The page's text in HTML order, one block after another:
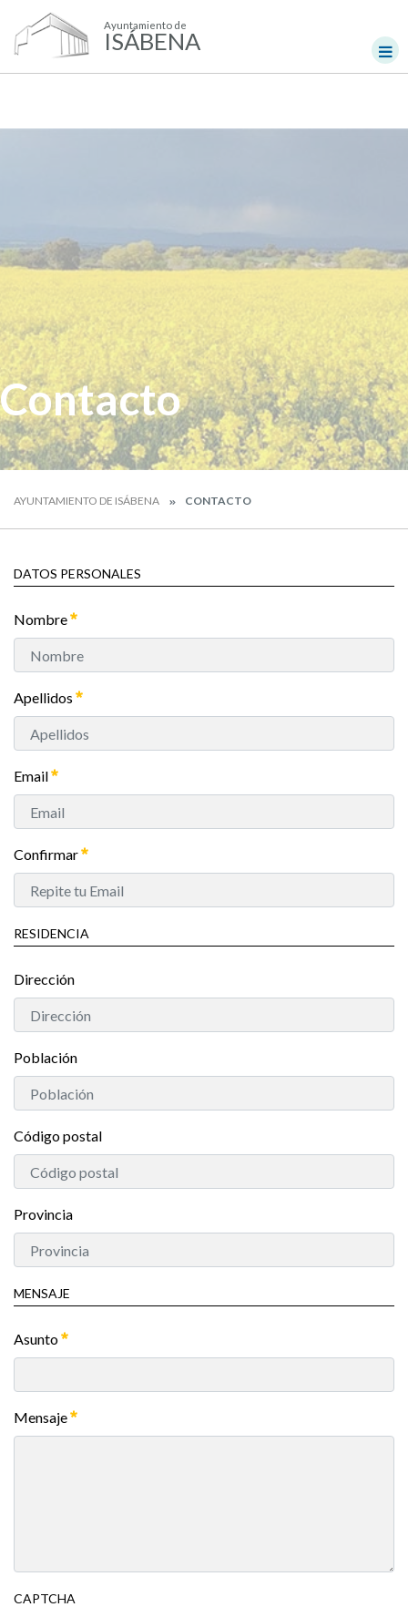
Ayuntamiento de
ISÁBENA
Contacto
AYUNTAMIENTO DE ISÁBENA CONTACTO
DATOS PERSONALES
Nombre
Apellidos
Email
Confirmar
RESIDENCIA
Dirección
Población
Código postal
Provincia
MENSAJE
Asunto
Mensaje
CAPTCHA